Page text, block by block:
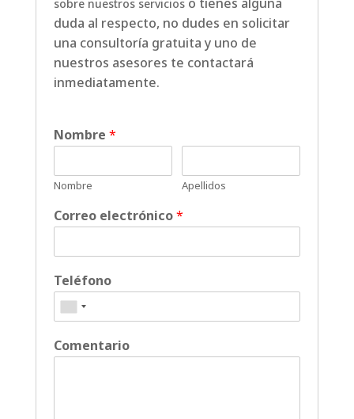
sobre nuestros servicios
duda al respecto, no dudes en solicitar
una consultoría gratuita y uno de
nuestros asesores te contactará
inmediatamente.
Nombre*
Nombre Apellidos
Correo electrónico*
Teléfono
Comentario